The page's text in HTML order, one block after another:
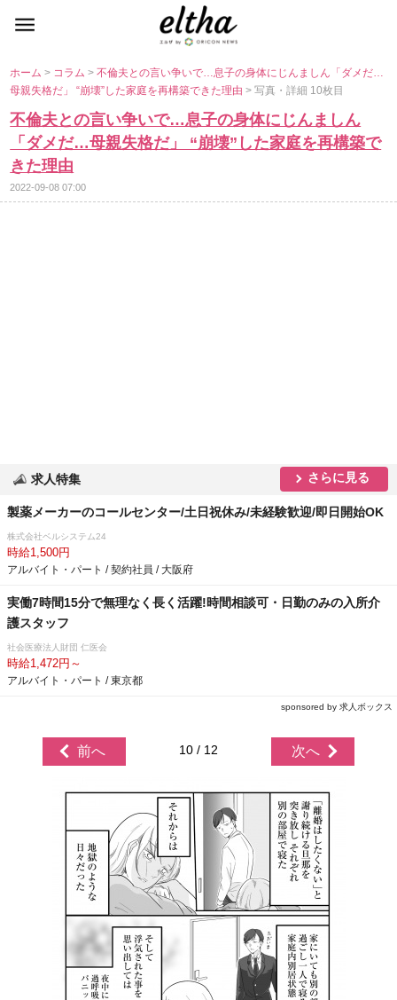
ホーム> コラム>不倫夫との言い争いで…息子の身体にじんましん「ダメだ…
母親失格だ」 “崩壊”した家庭を再構築できた理由> 写真・詳細 10枚目
不倫夫との言い争いで…息子の身体にじんましん
「ダメだ…母親失格だ」 “崩壊”した家庭を再構築で
きた理由
2022-09-08 07:00
求人特集 さらに見る
製薬メーカーのコールセンター/土日祝休み/未経験歓迎/即日開始OK
株式会社ベルシステム24
時給1,500円
アルバイト・パート / 契約社員 / 大阪府
実働7時間15分で無理なく長く活躍!時間相談可・日勤のみの入所介
護スタッフ
社会医療法人財団 仁医会
時給1,472円～
アルバイト・パート / 東京都
sponsored by 求人ボックス
前へ 10 / 12 次へ